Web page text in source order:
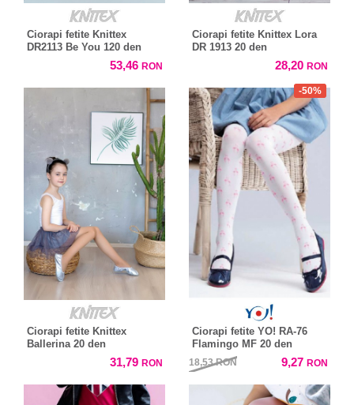
Ciorapi fetite Knittex
DR2113 Be You 120 den
53,46 RON
Ciorapi fetite Knittex Lora
DR 1913 20 den
28,20 RON
Ciorapi fetite Knittex
Ballerina 20 den
31,79 RON
-50%
Ciorapi fetite YO! RA-76
Flamingo MF 20 den
18,53RON 9,27 RON